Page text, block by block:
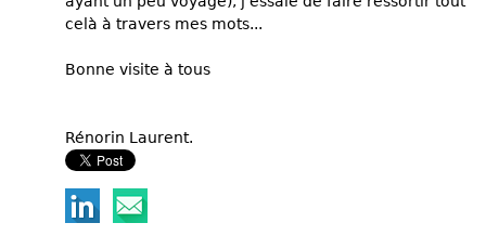
celà à travers mes mots...
Bonne visite à tous
Rénorin Laurent.